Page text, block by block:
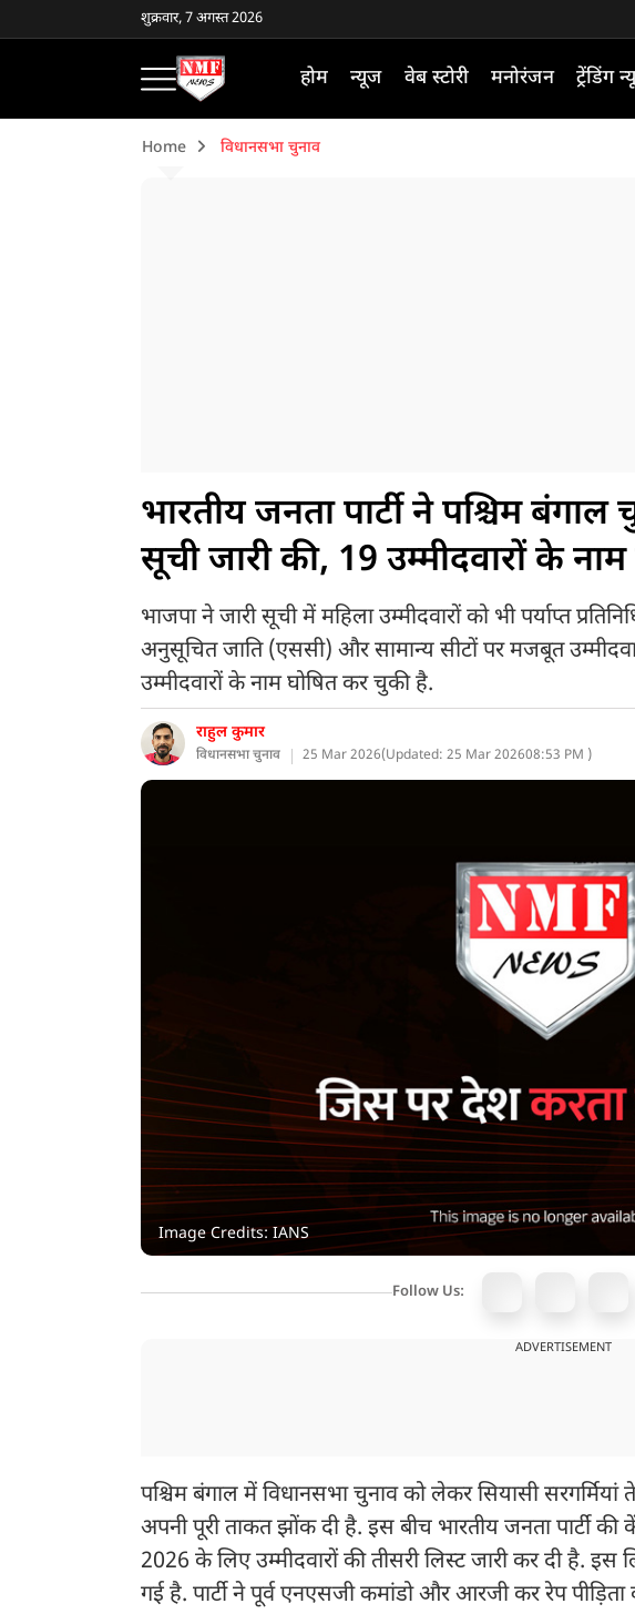
शुक्रवार, 7 अगस्त 2026
होम न्यूज वेब स्टोरी मनोरंजन ट्रेंडिंग
Home विधानसभा चुनाव
भारतीय जनता पार्टी ने पश्चिम
सूची जारी की, 19 उम्मीदवारों के नाम
भाजपा ने जारी सूची में महिला उम्मीदवारों को भी पर्याप्त
अनुसूचित जाति (एससी) और सामान्य सीटों पर मजबूत
उम्मीदवारों के नाम घोषित कर चुकी है.
राहुल कुमार
विधानसभा चुनाव 25 Mar 2026(Updated: 25 Mar 202608:53 PM )
Image Credits: IANS
Follow Us:
ADVERTISEMENT
पश्चिम बंगाल में विधानसभा चुनाव को लेकर सियासी
अपनी पूरी ताकत झोंक दी है. इस बीच भारतीय जनता पार्टी की
2026 के लिए उम्मीदवारों की तीसरी लिस्ट जारी कर दी है. इस
गई है. पार्टी ने पूर्व एनएसजी कमांडो और आरजी कर रेप पीड़िता